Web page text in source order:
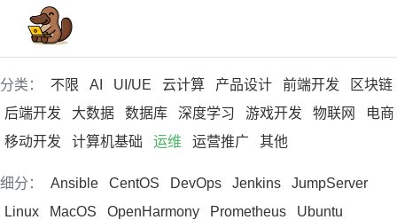
分类： 不限 AI UI/UE 云计算 产品设计 前端开发
区块链
后端开发
大数据 数据库 深度学习 游戏开发 物联网
电商
移动开发
计算机基础 运维 运营推广 其他
细分： Ansible CentOS DevOps Jenkins
JumpServer
Linux
MacOS OpenHarmony Prometheus
Ubuntu